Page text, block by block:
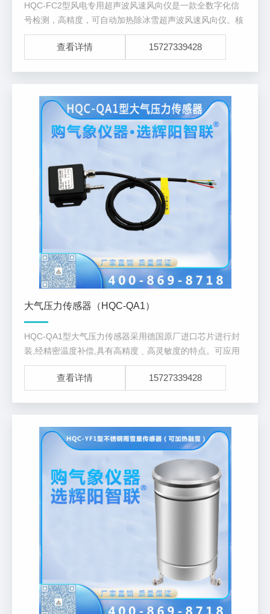
HQC-FC2型风电专用超声波风速风向仪是一款全数字化信
号检测，高精度，可自动加热除冰雪超声波风速风向仪。核
心超声波探头均为气象测风专用换能器。
查看详情 15727339428
大气压力传感器（HQC-QA1）
HQC-QA1型大气压力传感器采用德国原厂进口芯片进行封
装,经精密温度补偿,具有高精度﹑高灵敏度的特点。可应用
于空气压力，海拔高度的测量是自动气象站的配套产品。
查看详情 15727339428